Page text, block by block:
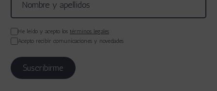
He leído y acepto los términos legales
Acepto recibir comunicaciones y novedades